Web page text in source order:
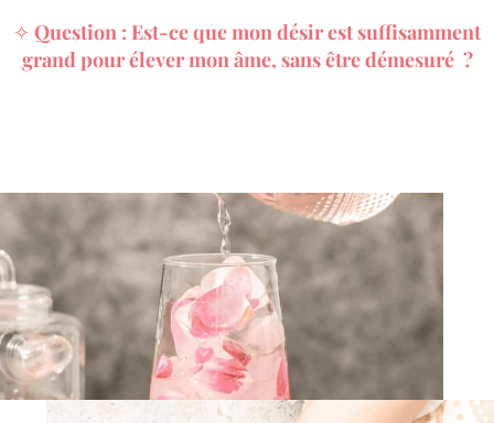
✧ Question : Est-ce que mon désir est suffisamment
grand pour élever mon âme, sans être démesuré ?